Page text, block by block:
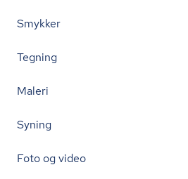
Smykker
Tegning
Maleri
Syning
Foto og video